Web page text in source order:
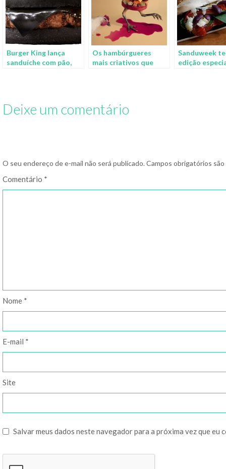
Burger King lança
sanduíche com pão,
Os hambúrgueres
mais criativos que
Sanduweek
edição
Deixe um comentário
O seu endereço de e-mail não será publicado. Campos obrigatórios
Comentário *
Nome *
E-mail *
Site
Salvar meus dados neste navegador para a próxima vez que eu